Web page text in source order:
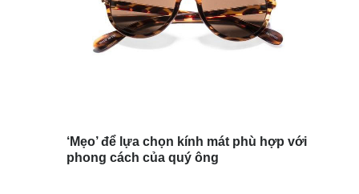
‘Mẹo’ để lựa chọn kính mát phù hợp với
phong cách của quý ông